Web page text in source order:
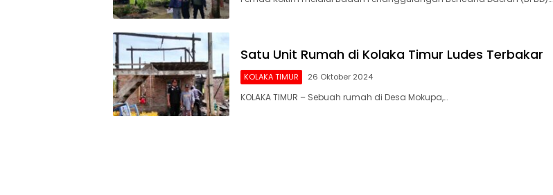
Satu Unit Rumah di Kolaka Timur Ludes Terbakar
KOLAKA TIMUR 26 Oktober 2024
KOLAKA TIMUR – Sebuah rumah di Desa Mokupa,…